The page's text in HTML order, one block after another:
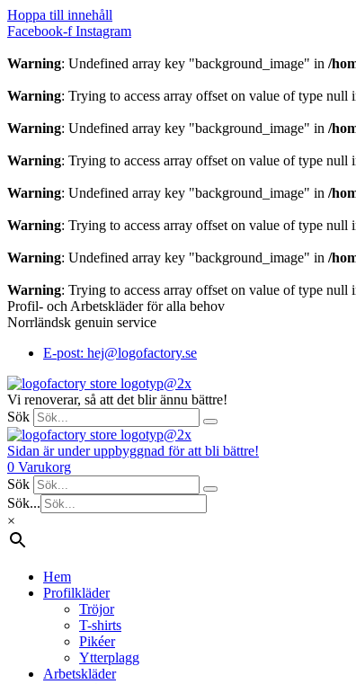
Hoppa till innehåll
Facebook-f Instagram
Warning: Undefined array key "background_image" in /
Warning: Trying to access array offset on value of type null
Warning: Undefined array key "background_image" in /
Warning: Trying to access array offset on value of type null
Warning: Undefined array key "background_image" in /
Warning: Trying to access array offset on value of type null
Warning: Undefined array key "background_image" in /
Warning: Trying to access array offset on value of type null
Profil- och Arbetskläder för alla behov
Norrländsk genuin service
E-post: hej@logofactory.se
Vi renoverar, så att det blir ännu bättre!
Sök
Sidan är under uppbyggnad för att bli bättre!
0 Varukorg
Sök
Sök...
×
Hem
Profilkläder
Tröjor
T-shirts
Pikéer
Ytterplagg
Arbetskläder